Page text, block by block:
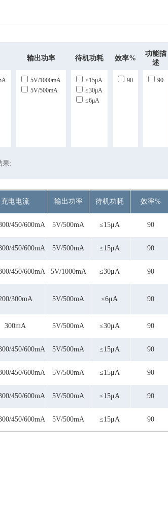
输出功率 待机功耗 效率%
功能描
述
5V/1000mA
5V/500mA
≤15μA
≤30μA
≤6μA
90 90
果:
充电电流 输出功率 待机功耗 效率%
450/600mA 5V/500mA ≤15μA 90
450/600mA 5V/500mA ≤15μA 90
450/600mA 5V/1000mA ≤30μA 90
300mA 5V/500mA ≤6μA 90
300mA 5V/500mA ≤30μA 90
450/600mA 5V/500mA ≤15μA 90
450/600mA 5V/500mA ≤15μA 90
450/600mA 5V/500mA ≤15μA 90
450/600mA 5V/500mA ≤15μA 90